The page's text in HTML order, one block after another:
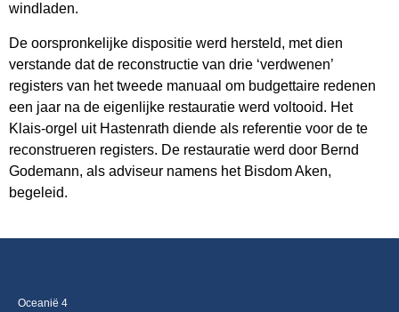
windladen.
De oorspronkelijke dispositie werd hersteld, met dien
verstande dat de reconstructie van drie ‘verdwenen’
registers van het tweede manuaal om budgettaire redenen
een jaar na de eigenlijke restauratie werd voltooid. Het
Klais-orgel uit Hastenrath diende als referentie voor de te
reconstrueren registers. De restauratie werd door Bernd
Godemann, als adviseur namens het Bisdom Aken,
begeleid.
Oceanië 4